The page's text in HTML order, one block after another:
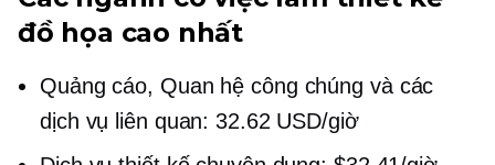
đồ họa cao nhất
Quảng cáo, Quan hệ công chúng và các
dịch vụ liên quan: 32.62 USD/giờ